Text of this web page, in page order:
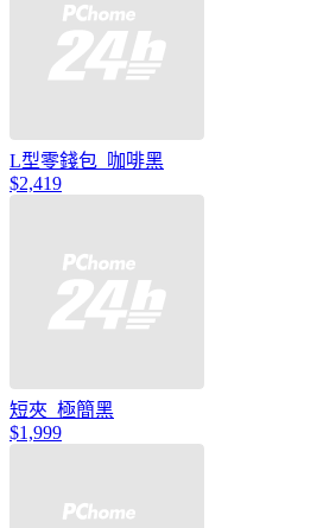
L型零錢包_咖啡黑
$2,419
短夾_極簡黑
$1,999